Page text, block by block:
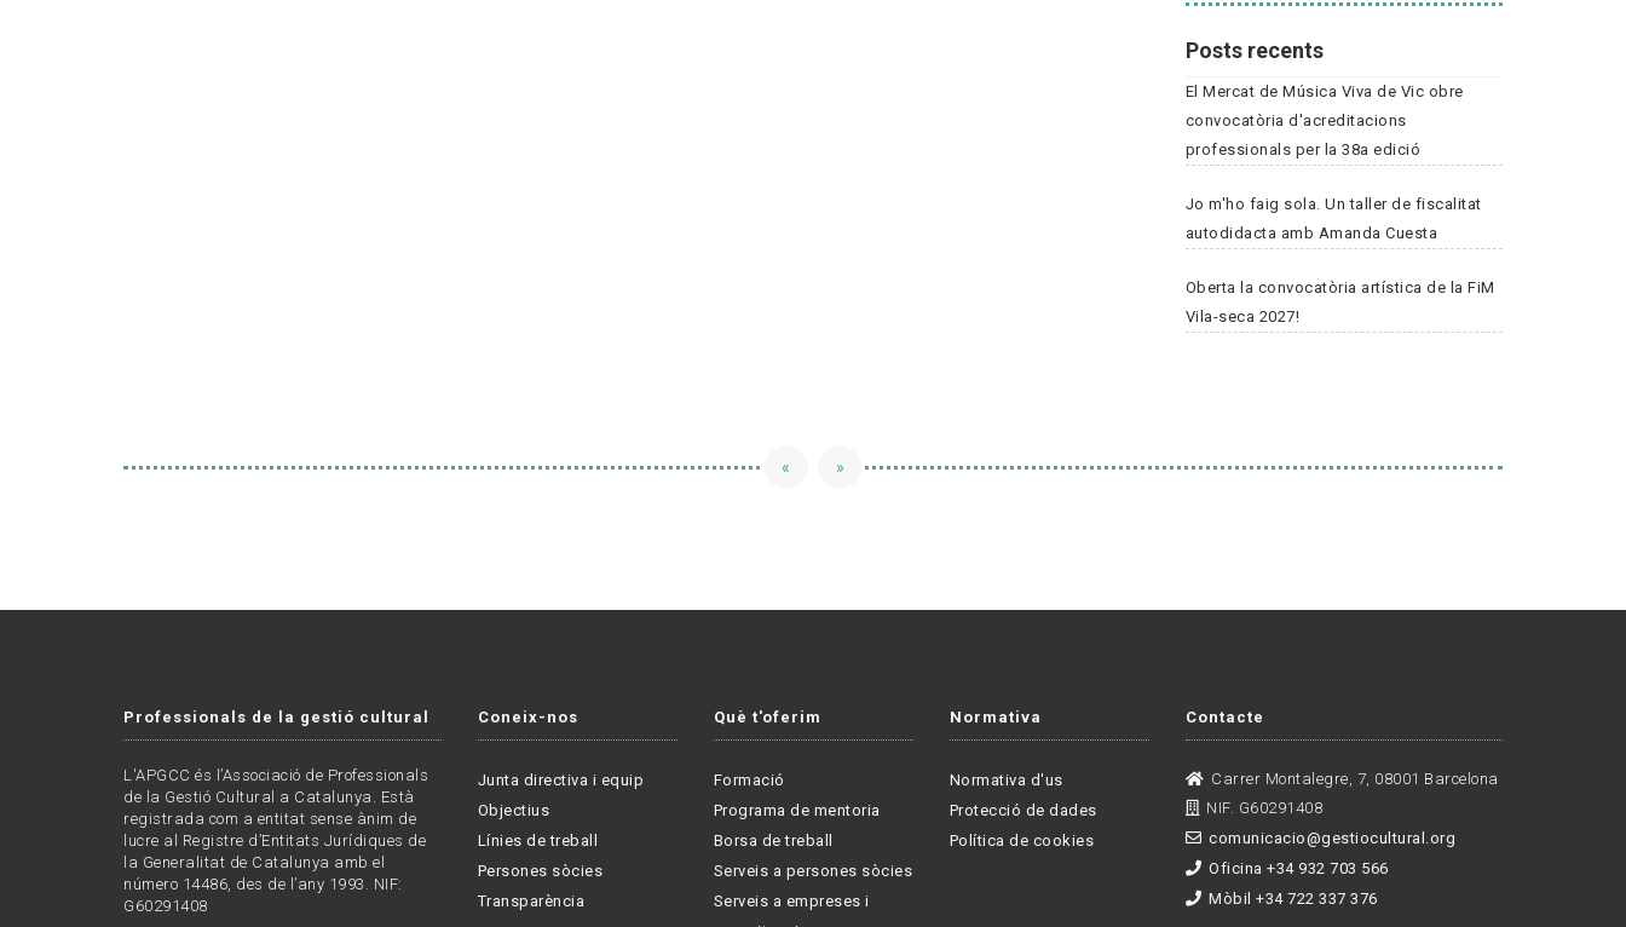
Posts recents
El Mercat de Música Viva de Vic obre
convocatòria d'acreditacions
professionals per la 38a edició
Jo m'ho faig sola. Un taller de fiscalitat
autodidacta amb Amanda Cuesta
Oberta la convocatòria artística de la FiM
Vila-seca 2027!
« »
Professionals de la gestió cultural
L'APGCC és l’Associació de Professionals
de la Gestió Cultural a Catalunya. Està
registrada com a entitat sense ànim de
lucre al Registre d’Entitats Jurídiques de
la Generalitat de Catalunya amb el
número 14486, des de l’any 1993. NIF:
G60291408
Coneix-nos
Junta directiva i equip
Objectius
Línies de treball
Persones sòcies
Transparència
Què t'oferim
Formació
Programa de mentoria
Borsa de treball
Serveis a persones sòcies
Serveis a empreses i
Normativa
Normativa d'us
Protecció de dades
Política de cookies
Contacte
Carrer Montalegre, 7, 08001 Barcelona
NIF. G60291408
comunicacio@gestiocultural.org
Oficina +34 932 703 566
Mòbil +34 722 337 376